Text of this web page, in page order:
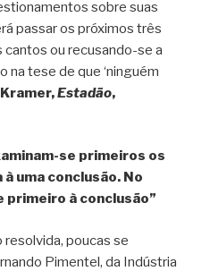
sobre suas
passar os próximos três
ou recusando-se a
na tese de que ‘ninguém
Estadão,
se primeiros os
uma conclusão. No
primeiro à conclusão”
resolvida, poucas se
Pimentel, da Indústria